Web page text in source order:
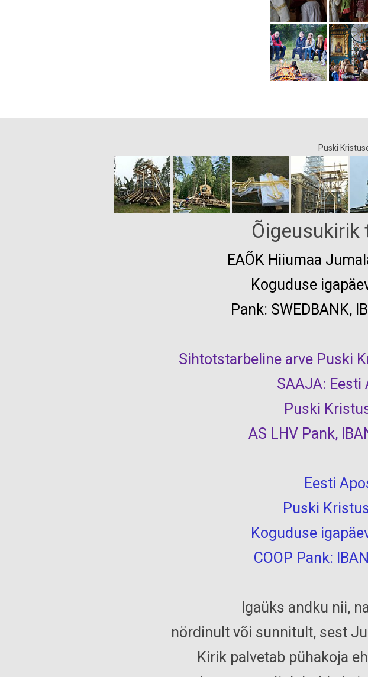
Puski
EAÕK Hiiumaa
Koguduse
Pank: SWEDBANK,
Sihtotstarbeline arve Puski
SAAJA:
Puski
AS LHV Pank,
Eesti
Puski
Koguduse
COOP Pank:
Igaüks andku nii,
nördinult või sunnitult, sest
Kirik palvetab pühakoja